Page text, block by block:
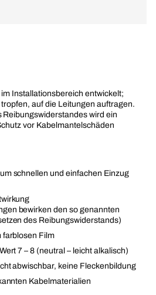
Installationsbereich entwickelt;
tropfen, auf die Leitungen auftragen.
Reibungswiderstandes wird ein
vor Kabelmantelschäden
schnellen und einfachen Einzug
bewirken den so genannten
des Reibungswiderstands)
farblosen Film
7 – 8 (neutral – leicht alkalisch)
abwischbar, keine Fleckenbildung
Kabelmaterialien